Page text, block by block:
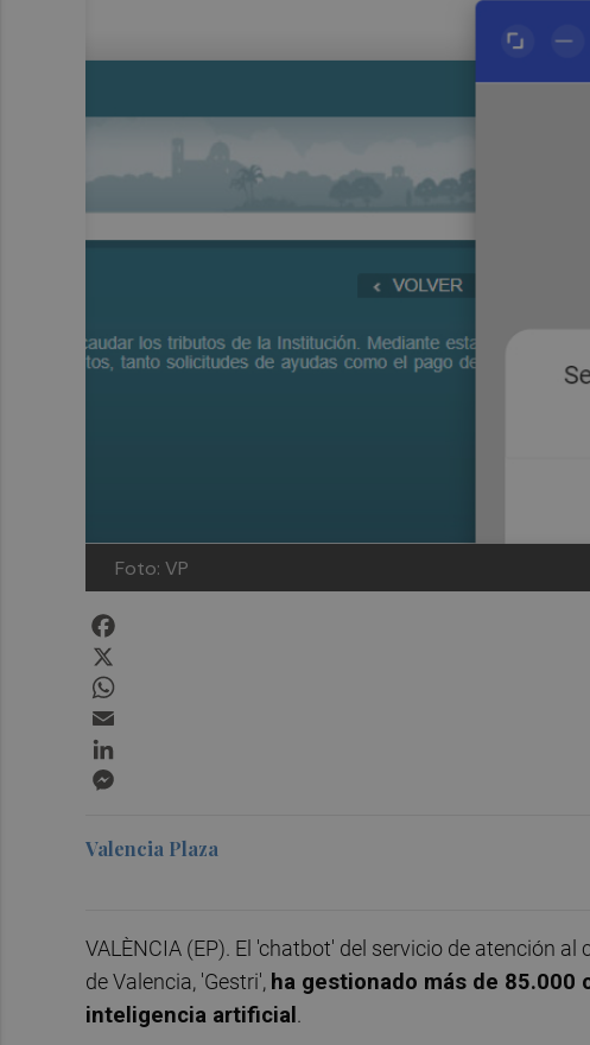
Foto: VP
Valencia Plaza
VALÈNCIA (EP). El 'chatbot' del servicio de atención
de Valencia, 'Gestri', ha gestionado más de
inteligencia artificial .